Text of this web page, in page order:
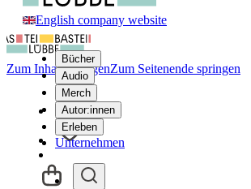
English company website
Bücher
Audio
Merch
Autor:innen
Erleben
Unternehmen
Zum Inhalt springenZum Seitenende springen